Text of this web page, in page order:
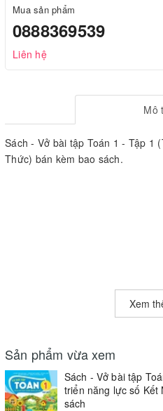
Mua sản phẩm
0888369539
Liên hệ
Mô
Sách - Vở bài tập Toán 1 - Tập 1
Thức) bán kèm bao sách.
Xem
Sản phẩm vừa xem
Sách - Vở bài tập
triển năng lực số Kết
sách